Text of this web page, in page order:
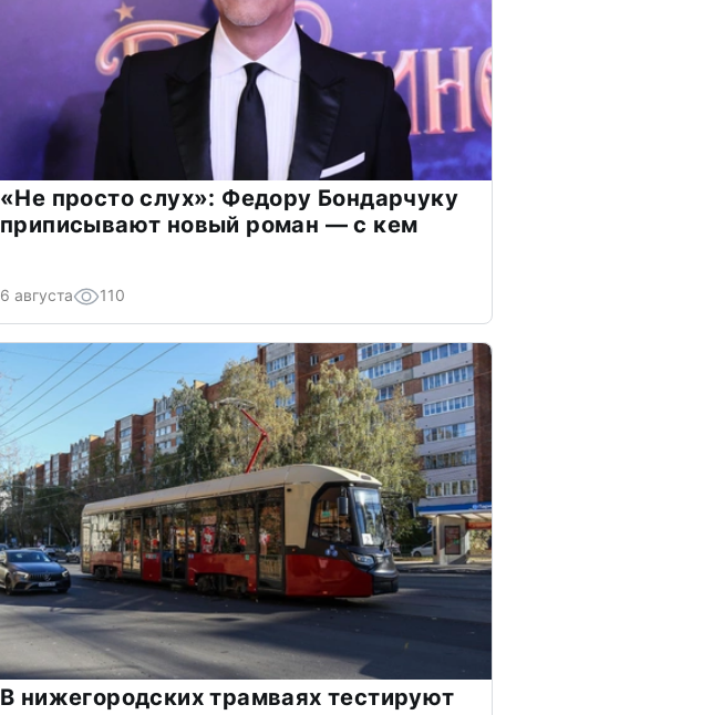
«Не просто слух»: Федору Бондарчуку
приписывают новый роман — с кем
6 августа 110
В нижегородских трамваях тестируют